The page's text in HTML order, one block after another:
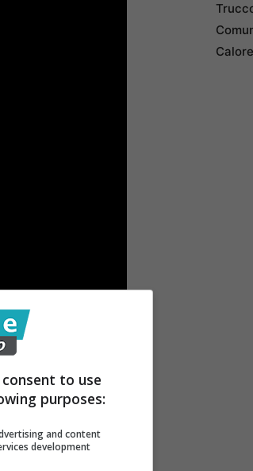
del
che il
2000 n.
che
to use
purposes:
and content
development